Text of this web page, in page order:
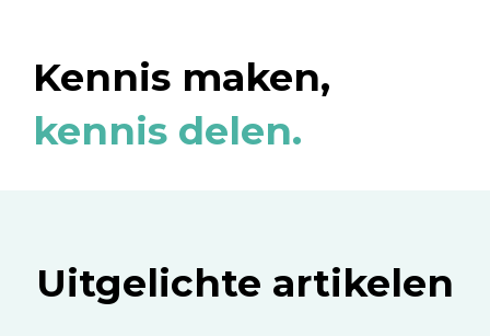
Kennis maken,
kennis delen.
Uitgelichte artikelen